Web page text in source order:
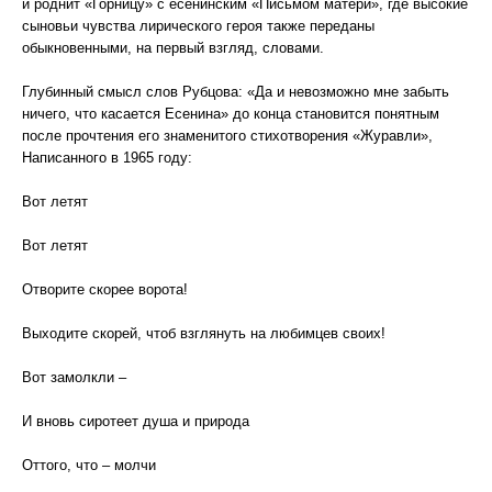
и роднит «Горницу» с есенинским «Письмом матери», где высокие
сыновьи чувства лирического героя также переданы
обыкновенными, на первый взгляд, словами.
Глубинный смысл слов Рубцова: «Да и невозможно мне забыть
ничего, что касается Есенина» до конца становится понятным
после прочтения его знаменитого стихотворения «Журавли»,
Написанного в 1965 году:
Вот летят
Вот летят
Отворите скорее ворота!
Выходите скорей, чтоб взглянуть на любимцев своих!
Вот замолкли –
И вновь сиротеет душа и природа
Оттого, что – молчи